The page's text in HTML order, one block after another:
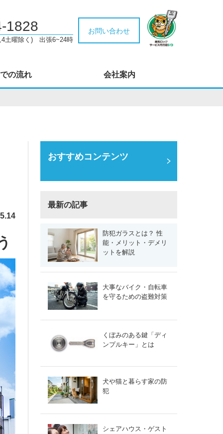
1828
土曜除く) 出張6~24時
お問い合わせ
の流れ 会社案内
おすすめコンテンツ
最新の記事
防犯ガラスとは？ 性
能・メリット・デメリ
ットを解説
大事なバイク・自転車
を守るための盗難対策
くぼみのある鍵「ディ
ンプルキー」とは
犬や猫と暮らす家の防
犯
シェアハウス・ゲスト